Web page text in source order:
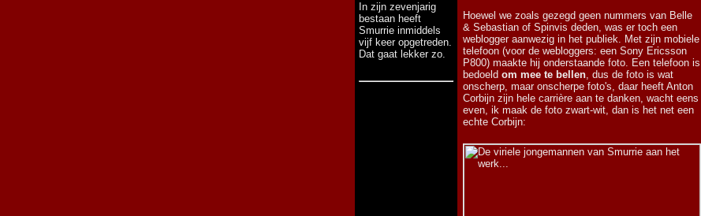
In zijn zevenjarig
bestaan heeft
Smurrie inmiddels
vijf keer opgetreden.
Dat gaat lekker zo.
Hoewel we zoals gezegd geen nummers van Belle
& Sebastian of Spinvis deden, was er toch een
weblogger aanwezig in het publiek. Met zijn mobiele
telefoon (voor de webloggers: een Sony Ericsson
P800) maakte hij onderstaande foto. Een telefoon is
bedoeld om mee te bellen, dus de foto is wat
onscherp, maar onscherpe foto's, daar heeft Anton
Corbijn zijn hele carrière aan te danken, wacht eens
even, ik maak de foto zwart-wit, dan is het net een
echte Corbijn: